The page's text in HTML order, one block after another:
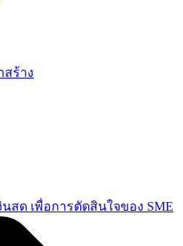
ร้าง
สด เพื่อการตัดสินใจของ SME